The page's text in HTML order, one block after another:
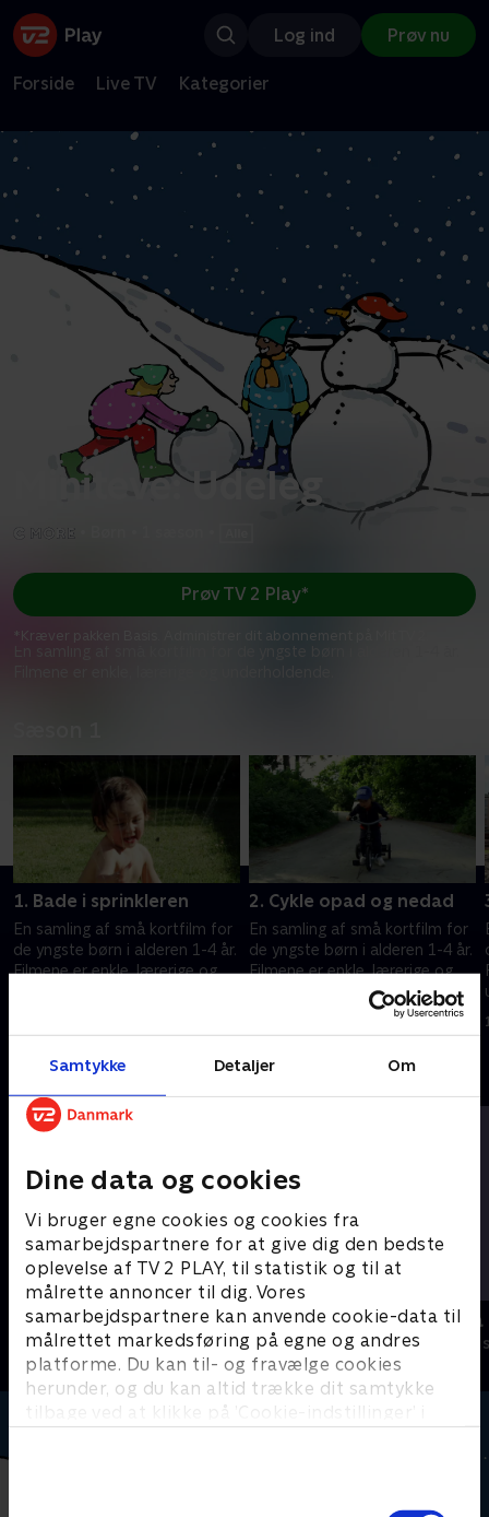
Samtykke Detaljer Om
Dine data og cookies
Vi bruger egne cookies og cookies fra
samarbejdspartnere for at give dig den bedste
oplevelse af TV 2 PLAY, til statistik og til at
målrette annoncer til dig. Vores
samarbejdspartnere kan anvende cookie-data til
målrettet markedsføring på egne og andres
platforme. Du kan til- og fravælge cookies
herunder, og du kan altid trække dit samtykke
tilbage ved at klikke på ’Cookie-indstillinger’ i
Log ind Prøv nu
Forside Live TV Kategorier
Miniteve: Udeleg
Prøv TV 2 Play*
*Kræver pakken Basis. Administrer dit abonnement på Mit TV 2.
1. Bade i sprinkleren
En samling af små kortfilm for
de yngste børn i alderen 1-4 år.
Filmene er enkle, lærerige og
2. Cykle opad og nedad
En samling af små kortfilm for
de yngste børn i alderen 1-4 år.
Filmene er enkle, lærerige og
16. februar 2024 • 2 min
Andre så også
Miniteve: Transportmidler
Børneserier • 1 sæsoner
Miniteve:
Børneserier • 1